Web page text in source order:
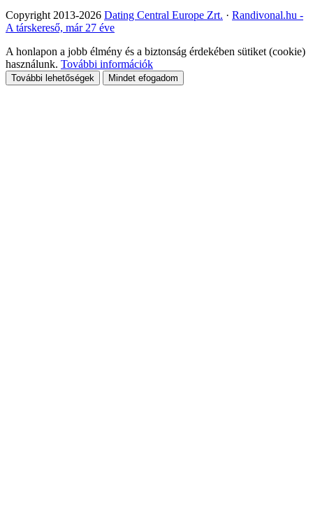
Copyright 2013-2026 Dating Central Europe Zrt. · Randivonal.hu -
A társkereső, már 27 éve
A honlapon a jobb élmény és a biztonság érdekében sütiket (cookie)
használunk. További információk
További lehetőségek Mindet efogadom